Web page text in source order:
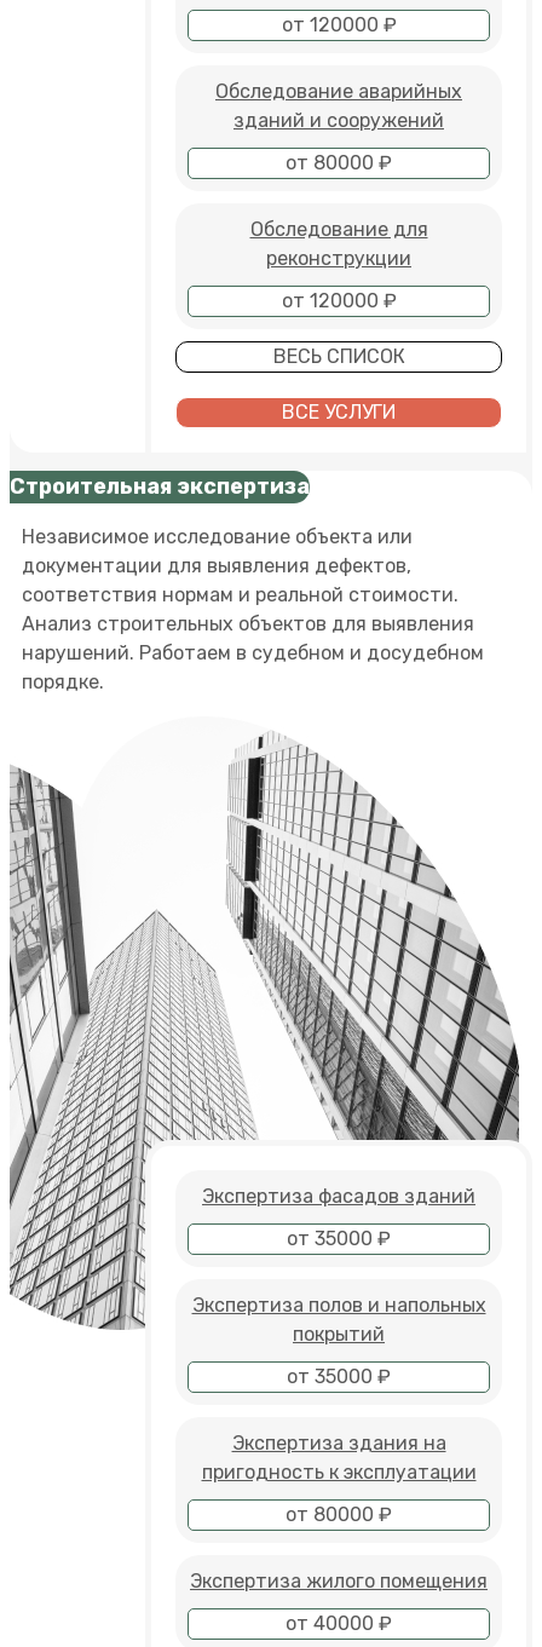
от 120000 ₽
Обследование аварийных
зданий и сооружений
от 80000 ₽
Обследование для
реконструкции
от 120000 ₽
ВЕСЬ СПИСОК
ВСЕ УСЛУГИ
Строительная экспертиза
Независимое исследование объекта или
документации для выявления дефектов,
соответствия нормам и реальной стоимости.
Анализ строительных объектов для выявления
нарушений. Работаем в судебном и досудебном
порядке.
Экспертиза фасадов зданий
от 35000 ₽
Экспертиза полов и напольных
покрытий
от 35000 ₽
Экспертиза здания на
пригодность к эксплуатации
от 80000 ₽
Экспертиза жилого помещения
от 40000 ₽